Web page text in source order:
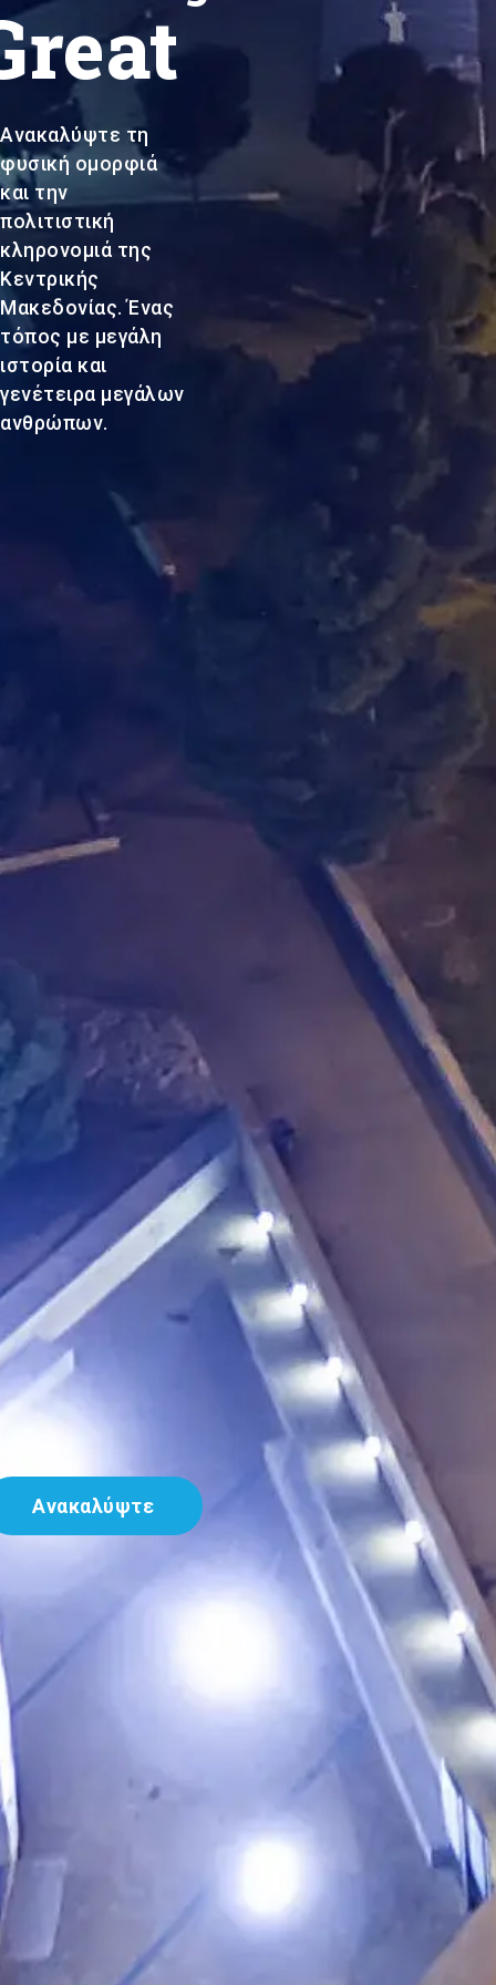
Ανακαλύψτε τη
φυσική ομορφιά
και την
πολιτιστική
κληρονομιά της
Κεντρικής
Μακεδονίας. Ένας
τόπος με μεγάλη
ιστορία και
γενέτειρα μεγάλων
ανθρώπων.
Ανακαλύψτε